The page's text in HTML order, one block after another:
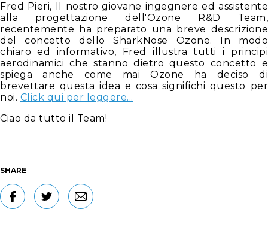
Fred Pieri, Il nostro giovane ingegnere ed assistente
alla progettazione dell'Ozone R&D Team,
recentemente ha preparato una breve descrizione
del concetto dello SharkNose Ozone. In modo
chiaro ed informativo, Fred illustra tutti i principi
aerodinamici che stanno dietro questo concetto e
spiega anche come mai Ozone ha deciso di
brevettare questa idea e cosa significhi questo per
noi. Click qui per leggere...
Ciao da tutto il Team!
SHARE